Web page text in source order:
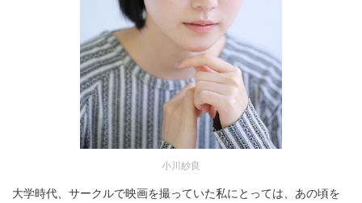
小川紗良
大学時代、サークルで映画を撮っていた私にとっては、あの頃を